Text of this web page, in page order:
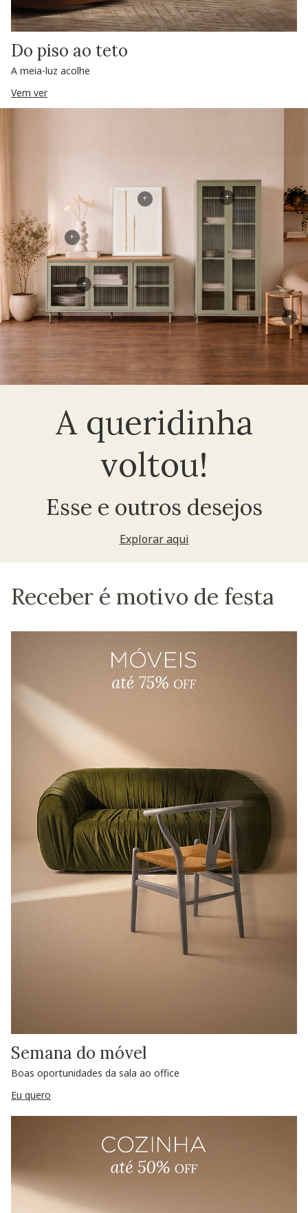
Do piso ao teto
A meia-luz acolhe
Vem ver
A queridinha
voltou!
Esse e outros desejos
Explorar aqui
+
+
+
+
+
Receber é motivo de festa
Semana do móvel
Boas oportunidades da sala ao office
Eu quero